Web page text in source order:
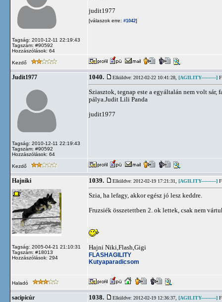
Tagság: 2010-12-11 22:19:43
Tagszám: #90592
Hozzászólások: 64
judit1977
[válaszok erre: #1042]
Kezdő
Judit1977
Tagság: 2010-12-11 22:19:43
Tagszám: #90592
Hozzászólások: 64
1040. Elküldve: 2012-02-22 10:41:28, [AGILITY----------]
Sziasztok, tegnap este a egyáltalán nem volt
pálya.Judit Lili Panda
judit1977
Kezdő
Hajniki
Tagság: 2005-04-21 21:10:31
Tagszám: #18013
Hozzászólások: 294
1039. Elküldve: 2012-02-19 17:21:31, [AGILITY----------]
Szia, ha lefagy, akkor egész jó lesz keddre.
Fruzsiék összetettben 2. ok lettek, csak nem
Hajni Niki,Flash,Gigi
FLASHAGILITY
Kutyaparadicsom
Haladó
sacipicúr 1038. Elküldve: 2012-02-19 12:36:37, [AGILITY----------]